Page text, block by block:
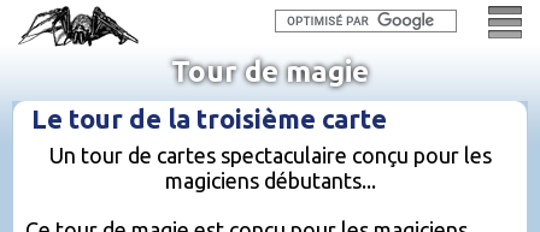
Tour de magie
Le tour de la troisième carte
Un tour de cartes spectaculaire conçu pour les
magiciens débutants...